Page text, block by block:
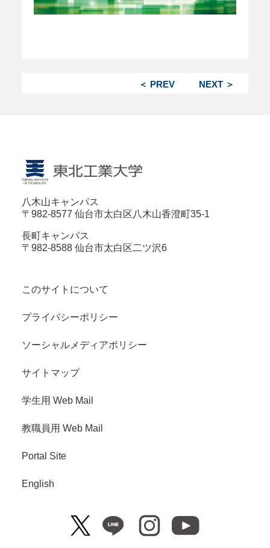
NEXT ＞
＜ PREV
八木山キャンパス
〒982-8577 仙台市太白区八木山香澄町35-1
長町キャンパス
〒982-8588 仙台市太白区二ツ沢6
このサイトについて
プライバシーポリシー
ソーシャルメディアポリシー
サイトマップ
学生用 Web Mail
教職員用 Web Mail
Portal Site
English